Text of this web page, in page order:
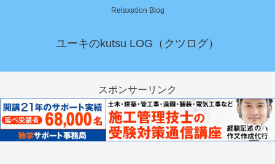
Relaxation Blog
ユーキのkutsu LOG（クツログ）
スポンサーリンク